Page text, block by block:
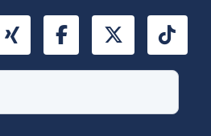
Xing FacebookTwitter